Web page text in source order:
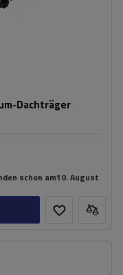
Dachträger
schon am10. August